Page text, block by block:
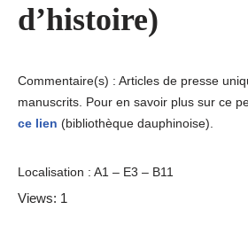
d’histoire)
Commentaire(s) : Articles de presse
manuscrits. Pour en savoir plus sur ce
ce lien (bibliothèque dauphinoise).
Localisation : A1 – E3 – B11
Views: 1